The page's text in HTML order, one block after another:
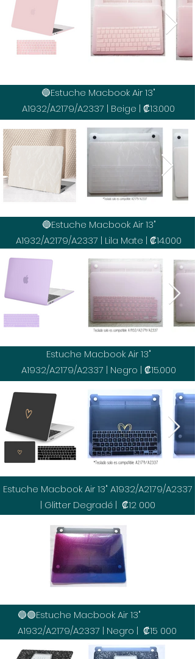
🔵Estuche Macbook Air 13"
A1932/A2179/A2337 | Beige | ₡13.000
🔵Estuche Macbook Air 13"
A1932/A2179/A2337 | Lila Mate | ₡14.000
Estuche Macbook Air 13"
A1932/A2179/A2337 | Negro | ₡15.000
Estuche Macbook Air 13" A1932/A2179/A2337
| Glitter Degradé | ₡12 000
🔵🟣Estuche Macbook Air 13"
A1932/A2179/A2337 | Negro | ₡15 000